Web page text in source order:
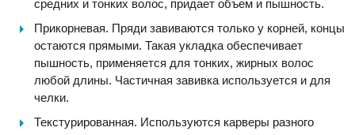
средних и тонких волос, придает объем и пышность.
Прикорневая. Пряди завиваются только у корней, концы
остаются прямыми. Такая укладка обеспечивает
пышность, применяется для тонких, жирных волос
любой длины. Частичная завивка используется и для
челки.
Текстурированная. Используются карверы разного